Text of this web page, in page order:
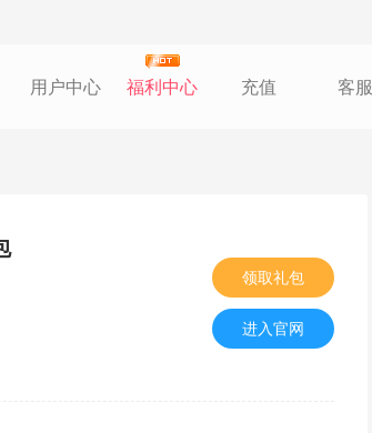
用户中心 福利中心 充值 客服
领取礼包
进入官网